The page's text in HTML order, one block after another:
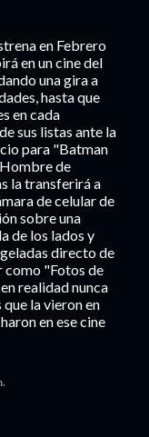
en Febrero
en un cine del
una gira a
hasta que
en cada
sus listas ante la
para "Batman
de
la transferirá a
de celular de
sobre una
de los lados y
directo de
como "Fotos de
realidad nunca
la vieron en
en ese cine